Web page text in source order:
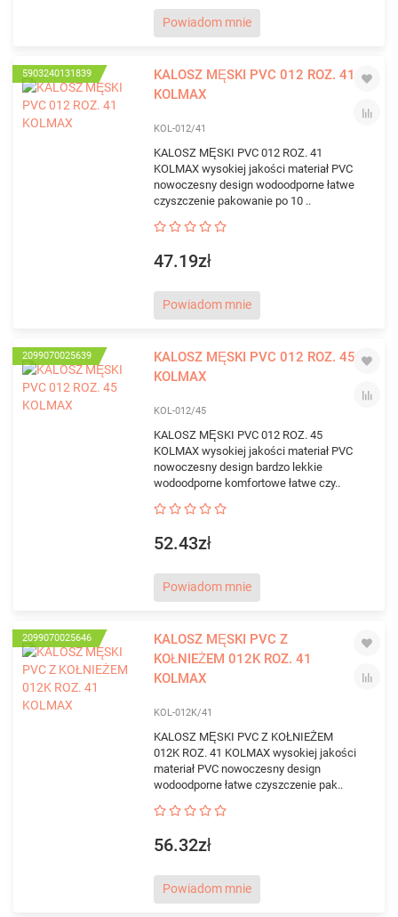
Powiadom mnie
5903240131839
KALOSZ MĘSKI PVC 012 ROZ. 41
KOLMAX
KOL-012/41
KALOSZ MĘSKI PVC 012 ROZ. 41
KOLMAX wysokiej jakości materiał PVC
nowoczesny design wodoodporne łatwe
czyszczenie pakowanie po 10 ..
47.19zł
Powiadom mnie
2099070025639
KALOSZ MĘSKI PVC 012 ROZ. 45
KOLMAX
KOL-012/45
KALOSZ MĘSKI PVC 012 ROZ. 45
KOLMAX wysokiej jakości materiał PVC
nowoczesny design bardzo lekkie
wodoodporne komfortowe łatwe czy..
52.43zł
Powiadom mnie
2099070025646
KALOSZ MĘSKI PVC Z
KOŁNIEŻEM 012K ROZ. 41
KOLMAX
KOL-012K/41
KALOSZ MĘSKI PVC Z KOŁNIEŻEM
012K ROZ. 41 KOLMAX wysokiej jakości
materiał PVC nowoczesny design
wodoodporne łatwe czyszczenie pak..
56.32zł
Powiadom mnie